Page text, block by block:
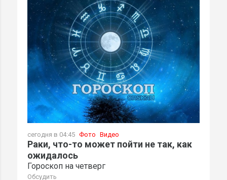
сегодня в 04:45 Фото Видео
Раки, что-то может пойти не так, как
ожидалось
Гороскоп на четверг
Обсудить